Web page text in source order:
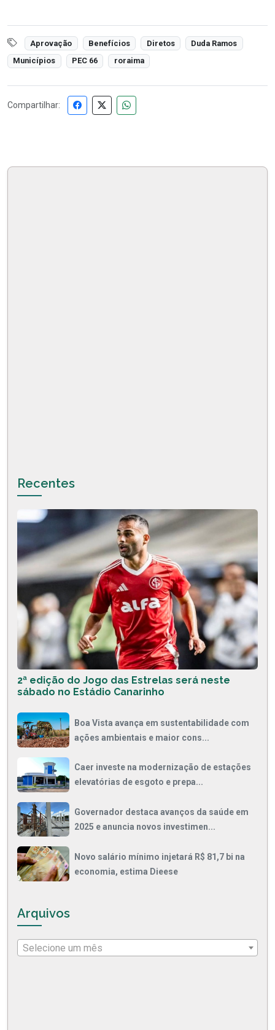
Aprovação Benefícios Diretos
Duda Ramos
Municípios
PEC 66 roraima
Compartilhar:
Recentes
2ª edição do Jogo das Estrelas será neste
sábado no Estádio Canarinho
Boa Vista avança em sustentabilidade com
ações ambientais e maior cons...
Caer investe na modernização de estações
elevatórias de esgoto e prepa...
Governador destaca avanços da saúde em
2025 e anuncia novos investimen...
Novo salário mínimo injetará R$ 81,7 bi na
economia, estima Dieese
Arquivos
Selecione um mês